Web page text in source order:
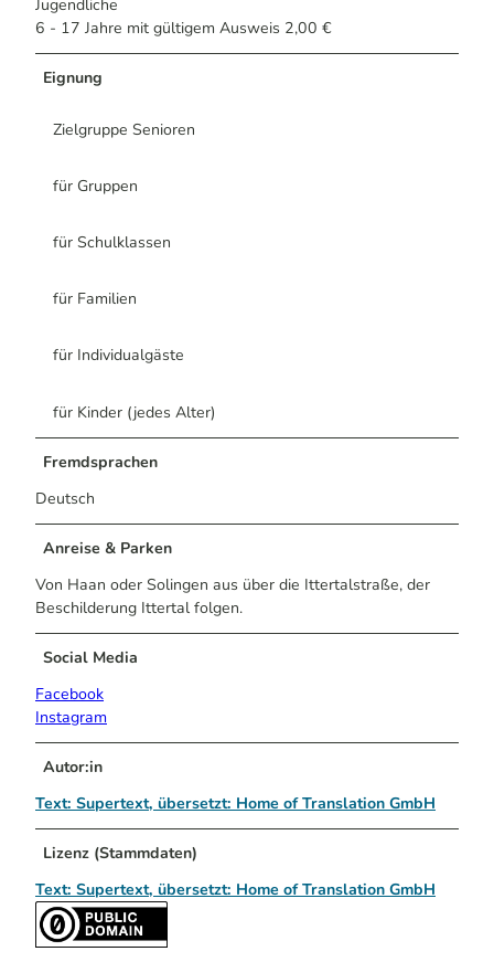
Jugendliche
6 - 17 Jahre mit gültigem Ausweis 2,00 €
Eignung
Zielgruppe Senioren
für Gruppen
für Schulklassen
für Familien
für Individualgäste
für Kinder (jedes Alter)
Fremdsprachen
Deutsch
Anreise & Parken
Von Haan oder Solingen aus über die Ittertalstraße, der
Beschilderung Ittertal folgen.
Social Media
Facebook
Instagram
Autor:in
Text: Supertext, übersetzt: Home of Translation GmbH
Lizenz (Stammdaten)
Text: Supertext, übersetzt: Home of Translation GmbH